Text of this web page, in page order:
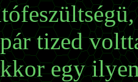
tized
egy